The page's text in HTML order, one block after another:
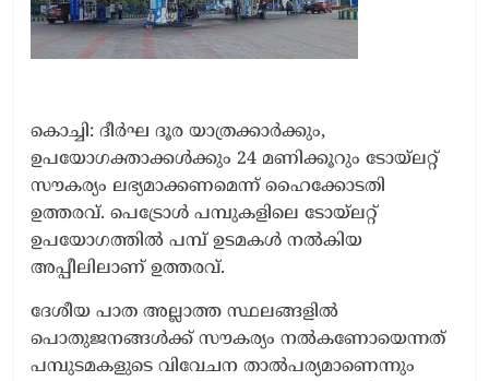
കൊച്ചി: ദീർഘ ദൂര യാത്രക്കാർക്കും,
ഉപയോഗക്താക്കൾക്കും 24 മണിക്കൂറും ടോയ്‌ലറ്റ്
സൗകര്യം ലഭ്യമാക്കണമെന്ന് ഹൈക്കോടതി
ഉത്തരവ്. പെട്രോൾ പമ്പുകളിലെ ടോയ്‌ലറ്റ്
ഉപയോഗത്തിൽ പമ്പ് ഉടമകൾ നൽകിയ
അപ്പീലിലാണ് ഉത്തരവ്.
ദേശീയ പാത അല്ലാത്ത സ്ഥലങ്ങളിൽ
പൊതുജനങ്ങൾക്ക് സൗകര്യം നൽകണോയെന്നത്
പമ്പുടമകളുടെ വിവേചന താൽപര്യമാണെന്നും